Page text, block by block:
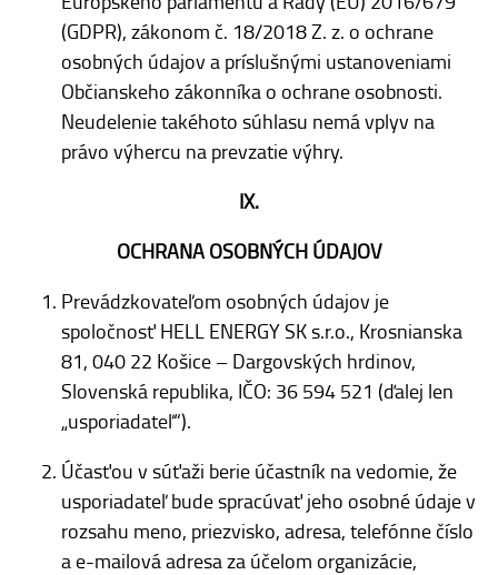
(GDPR), zákonom č. 18/2018 Z. z. o ochrane
osobných údajov a príslušnými ustanoveniami
Občianskeho zákonníka o ochrane osobnosti.
Neudelenie takéhoto súhlasu nemá vplyv na
právo výhercu na prevzatie výhry.
IX.
OCHRANA OSOBNÝCH ÚDAJOV
Prevádzkovateľom osobných údajov je
spoločnosť HELL ENERGY SK s.r.o., Krosnianska
81, 040 22 Košice – Dargovských hrdinov,
Slovenská republika, IČO: 36 594 521 (ďalej len
„usporiadateľ“).
Účasťou v súťaži berie účastník na vedomie, že
usporiadateľ bude spracúvať jeho osobné údaje v
rozsahu meno, priezvisko, adresa, telefónne číslo
a e-mailová adresa za účelom organizácie,